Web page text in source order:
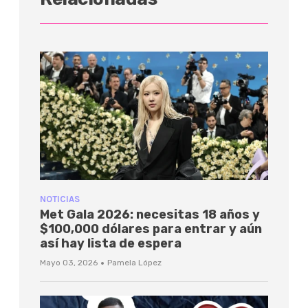
NOTICIAS
Met Gala 2026: necesitas 18 años y
$100,000 dólares para entrar y aún
así hay lista de espera
Mayo 03, 2026 · Pamela López